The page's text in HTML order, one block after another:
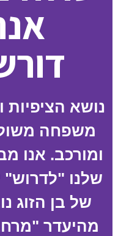
נושא
משפחה
ומורכב. אנו
שלנו "לדרוש"
של בן הזוג
מהיעדר